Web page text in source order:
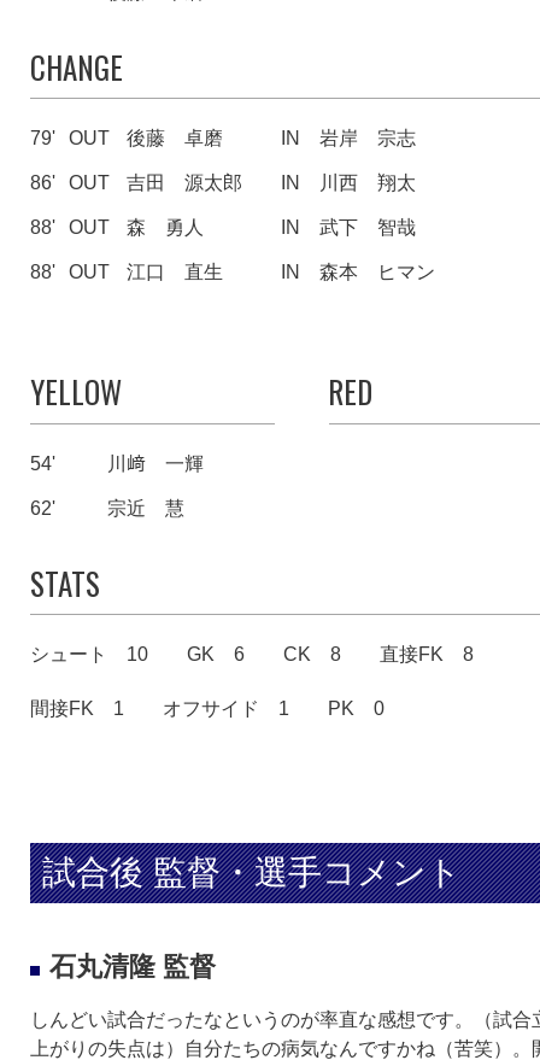
CHANGE
79' OUT 後藤 卓磨 IN 岩岸 宗志
86' OUT 吉田 源太郎 IN 川西 翔太
88' OUT 森 勇人 IN 武下 智哉
88' OUT 江口 直生 IN 森本 ヒマン
YELLOW
54' 川﨑 一輝
62' 宗近 慧
RED
STATS
シュート 10 GK 6 CK 8 直接FK 8
間接FK 1 オフサイド 1 PK 0
試合後 監督・選手コメント
石丸清隆 監督
しんどい試合だったなというのが率直な感想です。（試合
上がりの失点は）自分たちの病気なんですかね（苦笑）。